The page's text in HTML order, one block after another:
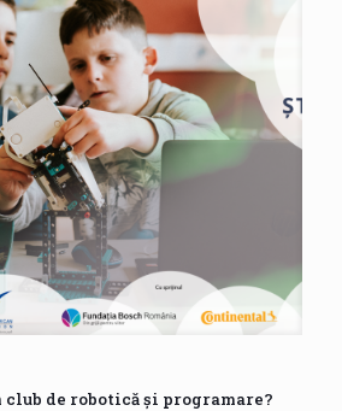
de robotică și programare?